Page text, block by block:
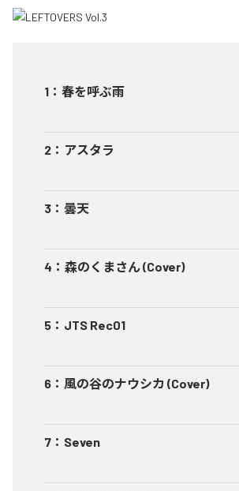
1 ： 春を呼ぶ雨
2 ： アスタラ
3 ： 曇天
4 ： 森のくまさん (Cover)
5 ： JTS Rec01
6 ： 風の谷のナウシカ (Cover)
7 ： Seven